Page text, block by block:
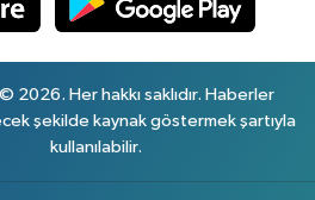
2026. Her hakkı saklıdır. Haberler
şekilde kaynak göstermek şartıyla
kullanılabilir.